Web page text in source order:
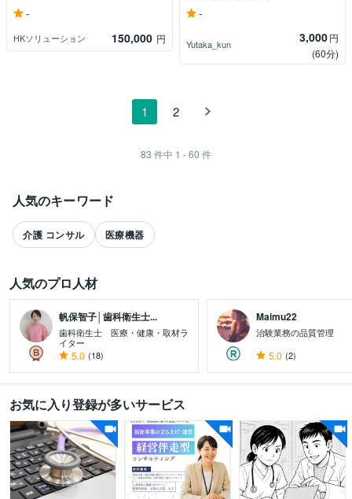
-
HKソリューション 150,000 円
-
Yutaka_kun 3,000円
(60分)
1 2
83 件中 1 - 60 件
人気のキーワード
介護 コンサル 医療機器
すべて見る
人気のプロ人材
帆保智子│歯科衛生士...
歯科衛生士 医療・健康・取材ラ
イター
5.0 (18)
Maimu22
治験業務の品質管理
5.0 (2)
お気に入り登録が多いサービス